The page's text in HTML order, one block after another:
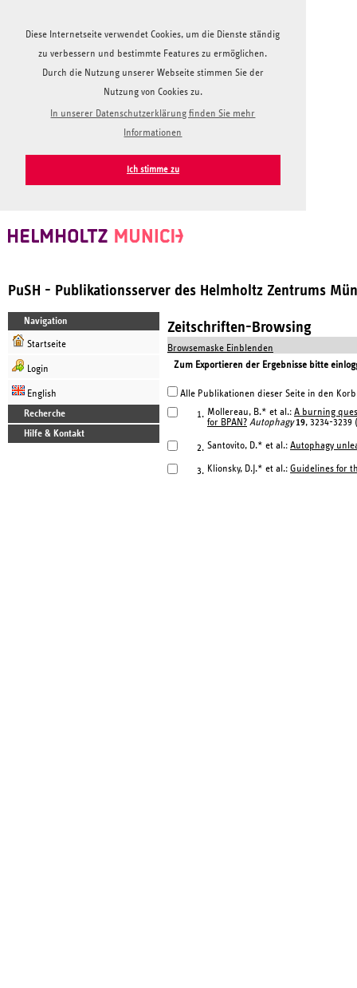
Diese Internetseite verwendet Cookies, um die Dienste ständig
zu verbessern und bestimmte Features zu ermöglichen.
Durch die Nutzung unserer Webseite stimmen Sie der
Nutzung von Cookies zu.
In unserer Datenschutzerklärung finden Sie mehr
Informationen
Ich stimme zu
PuSH - Publikationsserver des Helmholtz Zentrums
Navigation
Startseite
Login
English
Recherche
Hilfe & Kontakt
Zeitschriften-Browsing
Browsemaske Einblenden
Zum Exportieren der Ergebnisse bitte
Alle Publikationen dieser Seite in den
1. Mollereau, B.* et al.: A burning
for BPAN? Autophagy 19, 3234-3239
2. Santovito, D.* et al.: Autophagy
3. Klionsky, D.J.* et al.: Guidelines for